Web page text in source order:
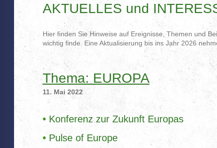
AKTUELLES und
Hier finden Sie Hinweise auf Ereignisse, Themen und
wichtig finde. Eine Aktualisierung bis ins Jahr 2026
Thema: EUROPA
11. Mai 2022
•Konferenz zur Zukunft Europas
•Pulse of Europe